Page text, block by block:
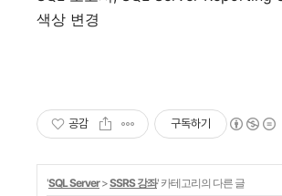
색상 변경
공감 구독하기
'SQL Server>SSRS 강좌' 카테고리의 다른 글